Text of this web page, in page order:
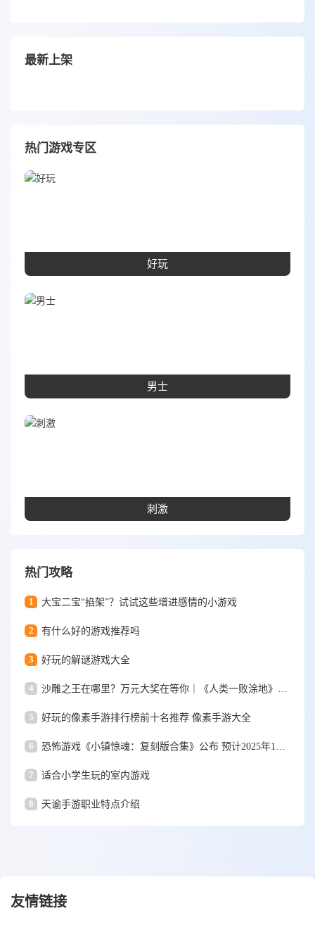
最新上架
热门游戏专区
好玩
男士
刺激
热门攻略
1 大宝二宝“掐架”？试试这些增进感情的小游戏
2 有什么好的游戏推荐吗
3 好玩的解谜游戏大全
4 沙雕之王在哪里？万元大奖在等你｜《人类一败涂地》手游视频大赛
5 好玩的像素手游排行榜前十名推荐 像素手游大全
6 恐怖游戏《小镇惊魂：复刻版合集》公布 预计2025年1月15日发售
7 适合小学生玩的室内游戏
8 天谕手游职业特点介绍
友情链接